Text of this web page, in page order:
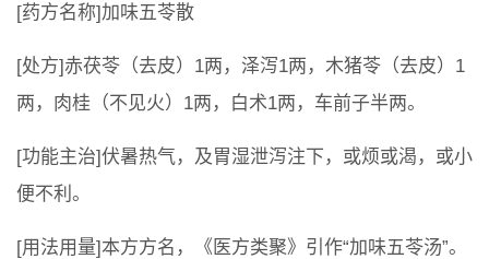
[药方名称]加味五苓散
[处方]赤茯苓（去皮）1两，泽泻1两，木猪苓（去皮）1
两，肉桂（不见火）1两，白术1两，车前子半两。
[功能主治]伏暑热气，及胃湿泄泻注下，或烦或渴，或小
便不利。
[用法用量]本方方名，《医方类聚》引作“加味五苓汤”。